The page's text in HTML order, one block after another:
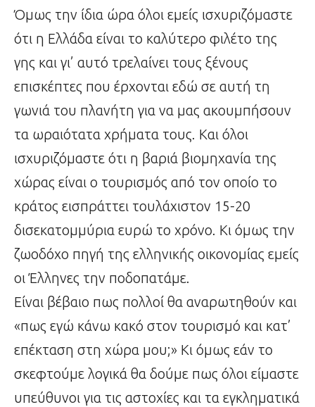
Όμως την ίδια ώρα όλοι εμείς ισχυριζόμαστε
ότι η Ελλάδα είναι το καλύτερο φιλέτο της
γης και γι’ αυτό τρελαίνει τους ξένους
επισκέπτες που έρχονται εδώ σε αυτή τη
γωνιά του πλανήτη για να μας ακουμπήσουν
τα ωραιότατα χρήματα τους. Και όλοι
ισχυριζόμαστε ότι η βαριά βιομηχανία της
χώρας είναι ο τουρισμός από τον οποίο το
κράτος εισπράττει τουλάχιστον 15-20
δισεκατομμύρια ευρώ το χρόνο. Κι όμως την
ζωοδόχο πηγή της ελληνικής οικονομίας εμείς
οι Έλληνες την ποδοπατάμε.
Είναι βέβαιο πως πολλοί θα αναρωτηθούν και
«πως εγώ κάνω κακό στον τουρισμό και κατ’
επέκταση στη χώρα μου;» Κι όμως εάν το
σκεφτούμε λογικά θα δούμε πως όλοι είμαστε
υπεύθυνοι για τις αστοχίες και τα εγκληματικά